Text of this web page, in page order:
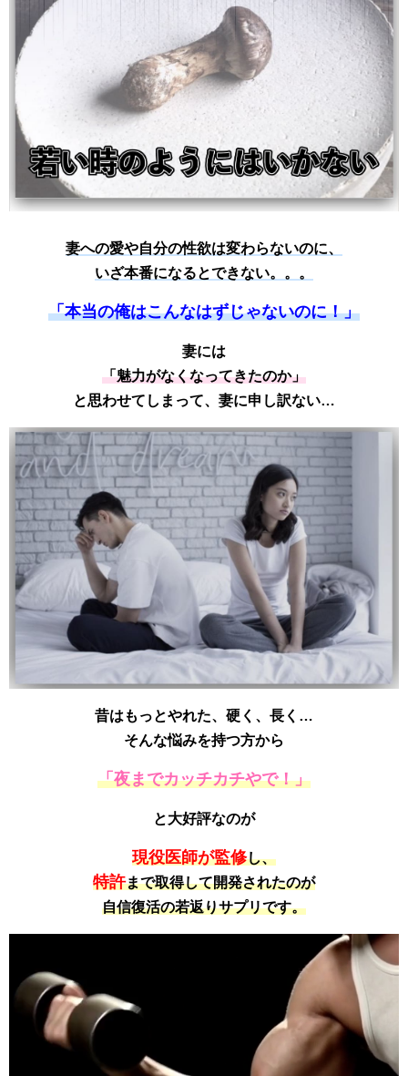
妻への愛や自分の性欲は変わらないのに、
いざ本番になるとできない。。。
「本当の俺はこんなはずじゃないのに！」
妻には
「魅力がなくなってきたのか」
と思わせてしまって、妻に申し訳ない…
昔はもっとやれた、硬く、長く…
そんな悩みを持つ方から
「夜までカッチカチやで！」
と大好評なのが
現役医師が監修し、
特許まで取得して開発されたのが
自信復活の若返りサプリです。